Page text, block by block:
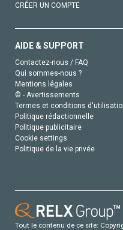
CRÉER UN COMPTE
AIDE & SUPPORT
Contactez-nous / FAQ
Qui sommes-nous ?
Mentions légales
© - Avertissements
Termes et conditions
Politique rédactionnelle
Politique publicitaire
Cookie settings
Politique de la vie privée
Tout le contenu de ce site: